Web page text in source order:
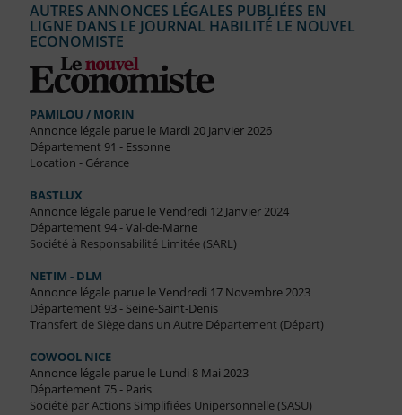
AUTRES ANNONCES LÉGALES PUBLIÉES EN
LIGNE DANS LE JOURNAL HABILITÉ LE NOUVEL
ECONOMISTE
PAMILOU / MORIN
Annonce légale parue le Mardi 20 Janvier 2026
Département 91 - Essonne
Location - Gérance
BASTLUX
Annonce légale parue le Vendredi 12 Janvier 2024
Département 94 - Val-de-Marne
Société à Responsabilité Limitée (SARL)
NETIM - DLM
Annonce légale parue le Vendredi 17 Novembre 2023
Département 93 - Seine-Saint-Denis
Transfert de Siège dans un Autre Département (Départ)
COWOOL NICE
Annonce légale parue le Lundi 8 Mai 2023
Département 75 - Paris
Société par Actions Simplifiées Unipersonnelle (SASU)